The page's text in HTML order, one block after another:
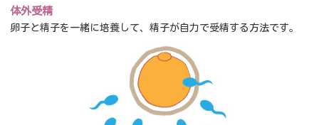
体外受精
卵子と精子を一緒に培養して、精子が自力で受精する方法です。